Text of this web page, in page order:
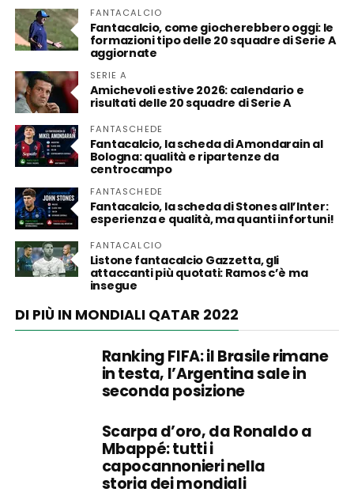
FANTACALCIO
Fantacalcio, come giocherebbero oggi: le
formazioni tipo delle 20 squadre di Serie A
aggiornate
SERIE A
Amichevoli estive 2026: calendario e
risultati delle 20 squadre di Serie A
FANTASCHEDE
Fantacalcio, la scheda di Amondarain al
Bologna: qualità e ripartenze da
centrocampo
FANTASCHEDE
Fantacalcio, la scheda di Stones all’Inter:
esperienza e qualità, ma quanti infortuni!
FANTACALCIO
Listone fantacalcio Gazzetta, gli
attaccanti più quotati: Ramos c’è ma
insegue
DI PIÙ IN MONDIALI QATAR 2022
Ranking FIFA: il Brasile rimane
in testa, l’Argentina sale in
seconda posizione
Scarpa d’oro, da Ronaldo a
Mbappé: tutti i
capocannonieri nella
storia dei mondiali